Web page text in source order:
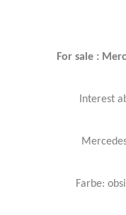
For sale :
Interest
Farbe: